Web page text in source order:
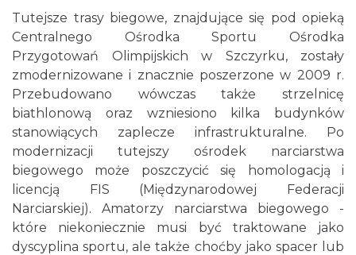
Tutejsze trasy biegowe, znajdujące się pod opieką
Centralnego Ośrodka Sportu Ośrodka
Przygotowań Olimpijskich w Szczyrku, zostały
zmodernizowane i znacznie poszerzone w 2009 r.
Przebudowano wówczas także strzelnicę
biathlonową oraz wzniesiono kilka budynków
stanowiących zaplecze infrastrukturalne. Po
modernizacji tutejszy ośrodek narciarstwa
biegowego może poszczycić się homologacją i
licencją FIS (Międzynarodowej Federacji
Narciarskiej). Amatorzy narciarstwa biegowego -
które niekoniecznie musi być traktowane jako
dyscyplina sportu, ale także choćby jako spacer lub